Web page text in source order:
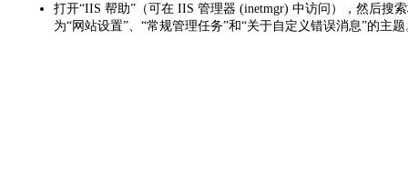
打开“IIS 帮助”（可在 IIS 管理器 (inetmgr) 中访问），然后搜
为“网站设置”、“常规管理任务”和“关于自定义错误消息”的主题